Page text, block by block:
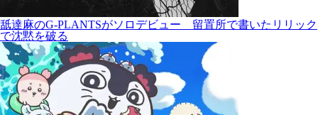
舐達麻のG-PLANTSがソロデビュー 留置所で書いたリリック
で沈黙を破る